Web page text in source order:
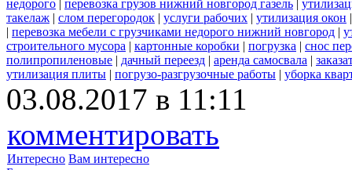
недорого | перевозка грузов нижний новгород газель |
такелаж | слом перегородок | услуги рабочих | утилизация окон
| перевозка мебели с грузчиками недорого нижний новгород |
строительного мусора | картонные коробки | погрузка | снос
полипропиленовые | дачный переезд | аренда самосвала |
утилизация плиты | погрузо-разгрузочные работы | уборка
03.08.2017 в 11:11
комментировать
Интересно Вам интересно